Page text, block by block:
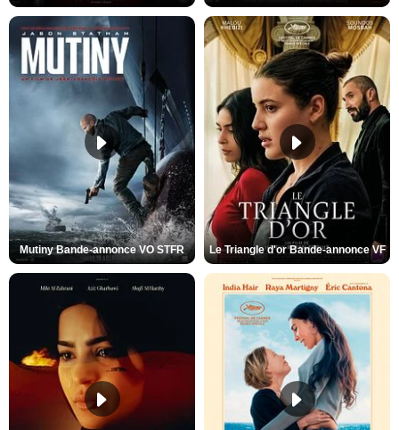
Mutiny Bande-annonce VO STFR Le Triangle d'or Bande-annonce VF